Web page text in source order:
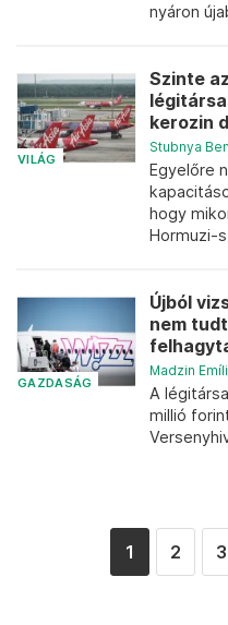
nyáron
VILÁG
Szinte
kerozin
Stubnya
Egyelőre
hogy
Hormuzi-
GAZDASÁG
Újból
nem
Madzin
A
millió
1 2 3